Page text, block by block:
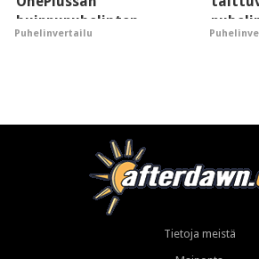
huippupuhelinten
"perillinen"
Puhelinvertailu
Tietoja meistä